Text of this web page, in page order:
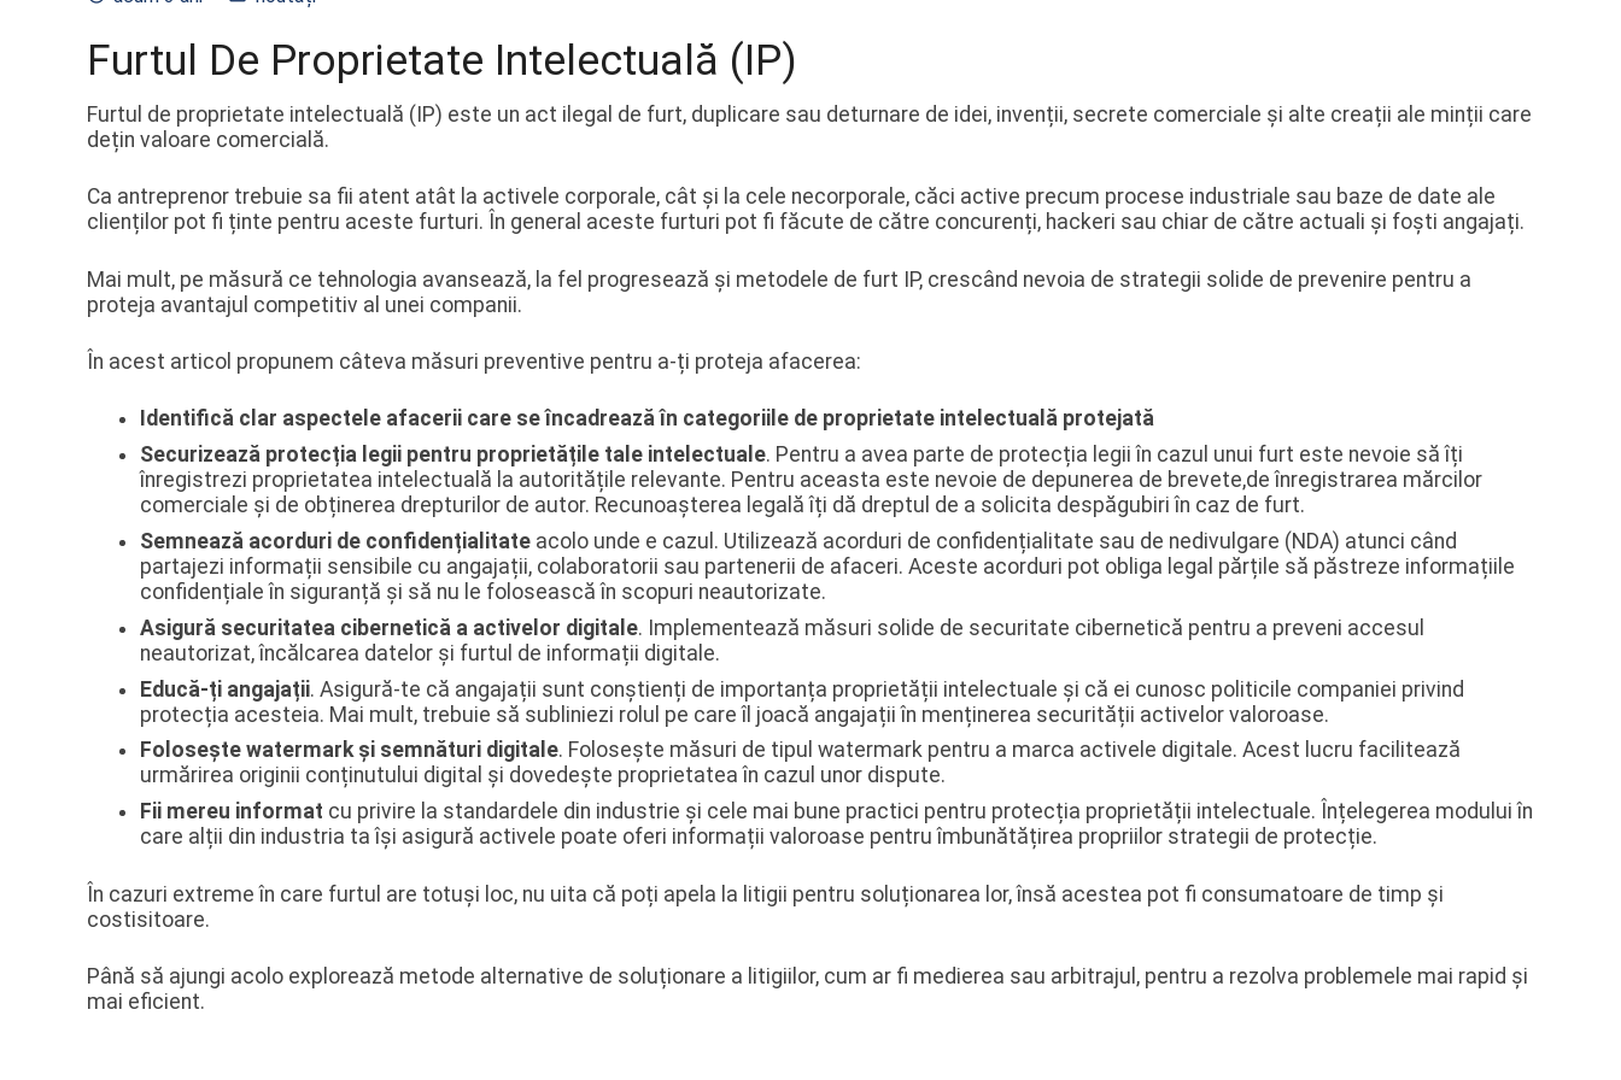
Furtul De Proprietate Intelectuală (IP)
Furtul de proprietate intelectuală (IP) este un act ilegal de furt, duplicare sau deturnare de idei, invenții, secrete comerciale și alte creații ale minții care
dețin valoare comercială.
Ca antreprenor trebuie sa fii atent atât la activele corporale, cât și la cele necorporale, căci active precum procese industriale sau baze de date ale
clienților pot fi ținte pentru aceste furturi. În general aceste furturi pot fi făcute de către concurenți, hackeri sau chiar de către actuali și foști angajați.
Mai mult, pe măsură ce tehnologia avansează, la fel progresează și metodele de furt IP, crescând nevoia de strategii solide de prevenire pentru a
proteja avantajul competitiv al unei companii.
În acest articol propunem câteva măsuri preventive pentru a-ți proteja afacerea:
Identifică clar aspectele afacerii care se încadrează în categoriile de proprietate intelectuală protejată
Securizează protecția legii pentru proprietățile tale intelectuale. Pentru a avea parte de protecția legii în cazul unui furt este nevoie să îți
înregistrezi proprietatea intelectuală la autoritățile relevante. Pentru aceasta este nevoie de depunerea de brevete,de înregistrarea mărcilor
comerciale și de obținerea drepturilor de autor. Recunoașterea legală îți dă dreptul de a solicita despăgubiri în caz de furt.
Semnează acorduri de confidențialitate acolo unde e cazul. Utilizează acorduri de confidențialitate sau de nedivulgare (NDA) atunci când
partajezi informații sensibile cu angajații, colaboratorii sau partenerii de afaceri. Aceste acorduri pot obliga legal părțile să păstreze informațiile
confidențiale în siguranță și să nu le folosească în scopuri neautorizate.
Asigură securitatea cibernetică a activelor digitale. Implementează măsuri solide de securitate cibernetică pentru a preveni accesul
neautorizat, încălcarea datelor și furtul de informații digitale.
Educă-ți angajații. Asigură-te că angajații sunt conștienți de importanța proprietății intelectuale și că ei cunosc politicile companiei privind
protecția acesteia. Mai mult, trebuie să subliniezi rolul pe care îl joacă angajații în menținerea securității activelor valoroase.
Folosește watermark și semnături digitale. Folosește măsuri de tipul watermark pentru a marca activele digitale. Acest lucru facilitează
urmărirea originii conținutului digital și dovedește proprietatea în cazul unor dispute.
Fii mereu informat cu privire la standardele din industrie și cele mai bune practici pentru protecția proprietății intelectuale. Înțelegerea modului în
care alții din industria ta își asigură activele poate oferi informații valoroase pentru îmbunătățirea propriilor strategii de protecție.
În cazuri extreme în care furtul are totuși loc, nu uita că poți apela la litigii pentru soluționarea lor, însă acestea pot fi consumatoare de timp și
costisitoare.
Până să ajungi acolo explorează metode alternative de soluționare a litigiilor, cum ar fi medierea sau arbitrajul, pentru a rezolva problemele mai rapid și
mai eficient.